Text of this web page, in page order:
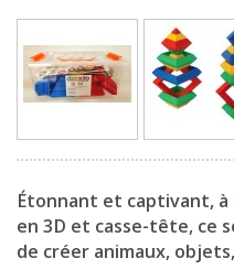
Étonnant et captivant,
en 3D et casse-tête, ce
de créer animaux,